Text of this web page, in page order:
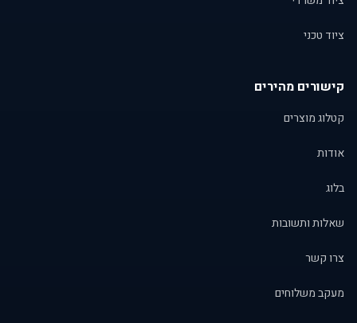
ציוד טכני
קישורים מהירים
קטלוג מוצרים
אודות
בלוג
שאלות ותשובות
צרו קשר
מעקב משלוחים